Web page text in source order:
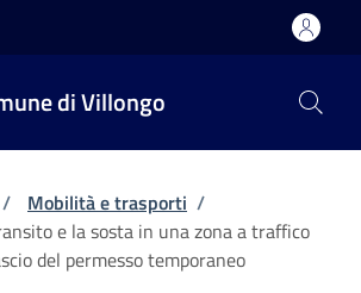
di Villongo
pane
/ Mobilità e trasporti /
e la sosta in una zona a traffico
del permesso temporaneo